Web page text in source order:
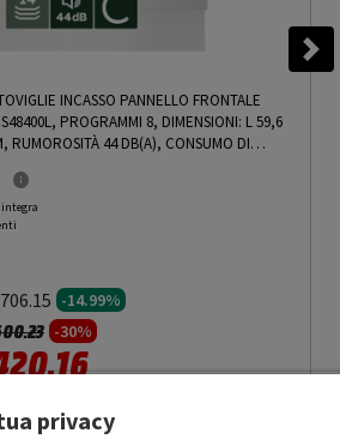
INCASSO PANNELLO FRONTALE
PROGRAMMI 8, DIMENSIONI: L 59,6
RUMOROSITÀ 44 DB(A), CONSUMO DI
C - PRMG GRADING ROCN - 14.99%
integra
706.15 -14.99%
ridotto da
a-30%
Aggiungi al carrello
privacy